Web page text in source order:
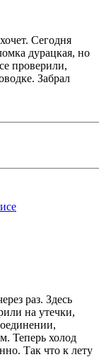
Сегодня
дурацкая, но
проверили,
Забрал
раз. Здесь
на утечки,
Теперь холод
Так что к лету